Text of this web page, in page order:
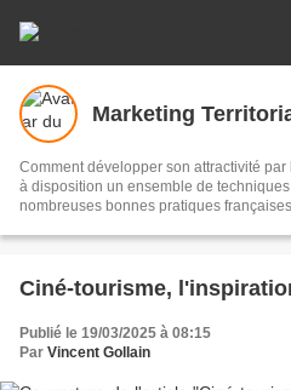
Marketing
Comment développer son attractivité par le
à disposition un ensemble de
nombreuses bonnes pratiques
nombreux documents et visuels gratuits
Ciné-tourisme,
Publié le 19/03/2025 à 08:15
Par Vincent Gollain